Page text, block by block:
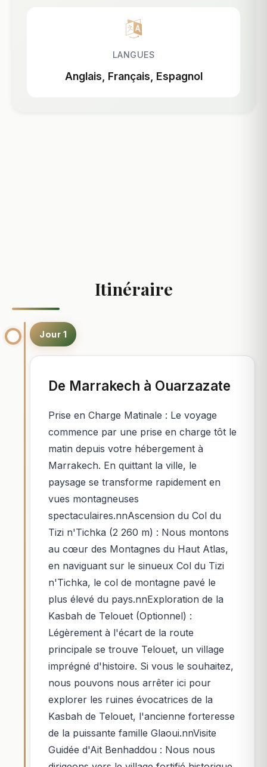
LANGUES
Anglais, Français, Espagnol
Itinéraire
Jour 1
De Marrakech à Ouarzazate
Prise en Charge Matinale : Le voyage
commence par une prise en charge tôt le
matin depuis votre hébergement à
Marrakech. En quittant la ville, le
paysage se transforme rapidement en
vues montagneuses
spectaculaires.nnAscension du Col du
Tizi n'Tichka (2 260 m) : Nous montons
au cœur des Montagnes du Haut Atlas,
en naviguant sur le sinueux Col du Tizi
n'Tichka, le col de montagne pavé le
plus élevé du pays.nnExploration de la
Kasbah de Telouet (Optionnel) :
Légèrement à l'écart de la route
principale se trouve Telouet, un village
imprégné d'histoire. Si vous le souhaitez,
nous pouvons nous arrêter ici pour
explorer les ruines évocatrices de la
Kasbah de Telouet, l'ancienne forteresse
de la puissante famille Glaoui.nnVisite
Guidée d'Ait Benhaddou : Nous nous